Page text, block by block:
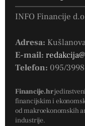
INFO Financije
Adresa:
E-mail:
Telefon: 095/
Financije.hr
financijskim i
od makroekonomskih
industrije.